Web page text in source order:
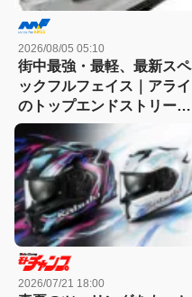
2026/08/05 05:10
街中最強・最軽、最新スペ
ックフルフェイス｜アライ
のトップエンドストリート
モデル「X-SNC」登場
2026/07/21 18:00